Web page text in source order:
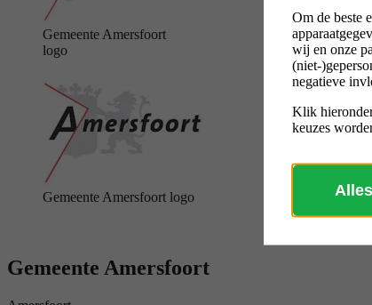
Gemeente Amersfoort
logo
Gemeente Amersfoort logo
Gemeente Amersfoort
Om de beste
wij en onze
(niet-
negatieve
Klik
keuzes